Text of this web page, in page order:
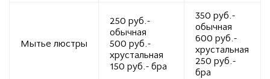
Мытье люстры
250 руб.-
обычная
500 руб.-
хрустальная
150 руб.- бра
350 руб.-
обычная
600 руб.-
хрустальная
250 руб.-
бра